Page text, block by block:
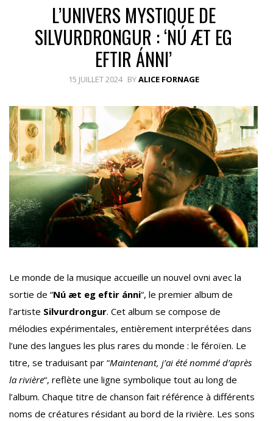
L’UNIVERS MYSTIQUE DE
SILVURDRONGUR : ‘NÚ ÆT EG
EFTIR ÁNNI’
15 JUILLET 2024 BYALICE FORNAGE
Le monde de la musique accueille un nouvel ovni avec la
sortie de “Nú æt eg eftir ánni“, le premier album de
l’artiste Silvurdrongur. Cet album se compose de
mélodies expérimentales, entièrement interprétées dans
l’une des langues les plus rares du monde : le féroïen. Le
titre, se traduisant par “Maintenant, j’ai été nommé d’après
la rivière“, reflète une ligne symbolique tout au long de
l’album. Chaque titre de chanson fait référence à différents
noms de créatures résidant au bord de la rivière. Les sons